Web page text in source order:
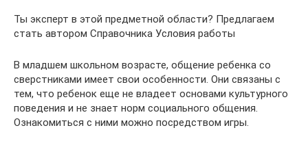
Ты эксперт в этой предметной области? Предлагаем
стать автором Справочника Условия работы
В младшем школьном возрасте, общение ребенка со
сверстниками имеет свои особенности. Они связаны с
тем, что ребенок еще не владеет основами культурного
поведения и не знает норм социального общения.
Ознакомиться с ними можно посредством игры.